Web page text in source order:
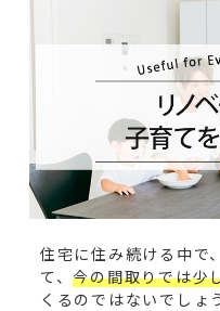
住宅に住み続ける中で
て、今の間取りでは少
くるのではないでしょ